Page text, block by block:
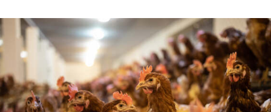
meg, ahogyan az sem, hogy egyes termelői szegmensekben
milyen arányú lesz a szereplők eltűnése.